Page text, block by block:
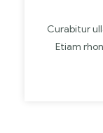
Curabitur
Etiam